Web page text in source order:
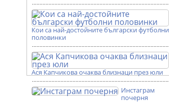
Кои са най-достойните български футболни
половинки
Ася Капчикова очаква близнаци през юли
Инстаграм
почерня